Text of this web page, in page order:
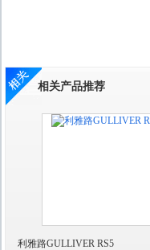
相关产品推荐
利雅路GULLIVER RS5